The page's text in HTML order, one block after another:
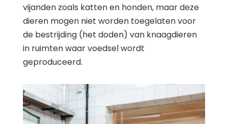
vijanden zoals katten en honden, maar deze
dieren mogen niet worden toegelaten voor
de bestrijding (het doden) van knaagdieren
in ruimten waar voedsel wordt
geproduceerd.